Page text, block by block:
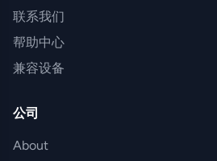
联系我们
帮助中心
兼容设备
公司
About